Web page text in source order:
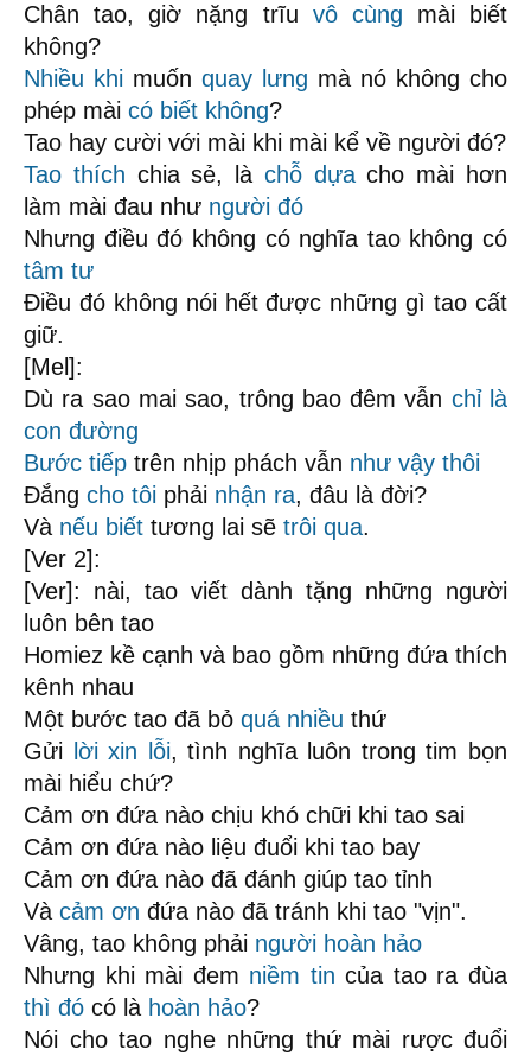
Chân tao, giờ nặng trĩu vô cùng mài biết
không?
Nhiều khi muốn quay lưng mà nó không cho
phép mài có biết không?
Tao hay cười với mài khi mài kể về người đó?
Tao thích chia sẻ, là chỗ dựacho mài hơn
làm mài đau như người đó
Nhưng điều đó không có nghĩa tao không có
tâm tư
Điều đó không nói hết được những gì tao cất
giữ.
[Mel]:
Dù ra sao mai sao, trông bao đêm vẫn chỉ là
con đường
Bước tiếp trên nhịp phách vẫn như vậy thôi
Đắng cho tôi phải nhận ra, đâu là đời?
Và nếu biết tương lai sẽ trôi qua.
[Ver 2]:
[Ver]: nài, tao viết dành tặng những người
luôn bên tao
Homiez kề cạnh và bao gồm những đứa thích
kênh nhau
Một bước tao đã bỏ quá nhiều thứ
Gửi
lời xin lỗi, tình nghĩa luôn trong tim bọn
mài hiểu chứ?
Cảm ơn đứa nào chịu khó chữi khi tao sai
Cảm ơn đứa nào liệu đuổi khi tao bay
Cảm ơn đứa nào đã đánh giúp tao tỉnh
Và cảm ơn đứa nào đã tránh khi tao "vịn".
Vâng, tao không phải người hoàn hảo
Nhưng khi mài đem niềm tin của tao ra đùa
thì đó có là hoàn hảo?
Nói cho tao nghe những thứ mài rược đuổi